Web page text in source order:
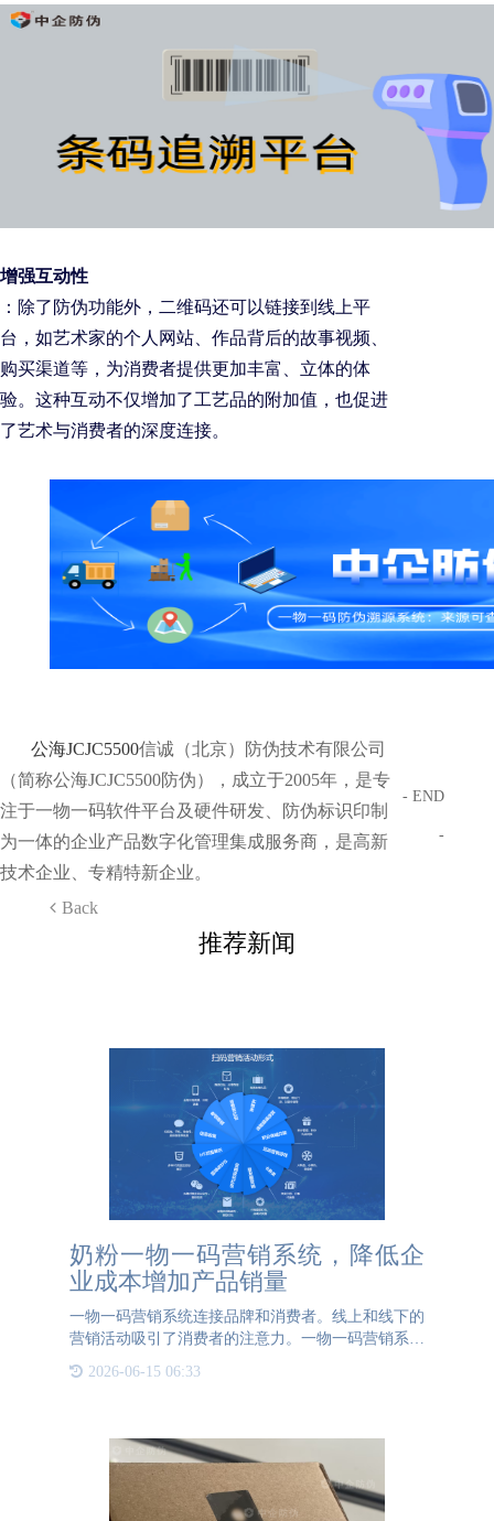
增强互动性
：除了防伪功能外，二维码还可以链接到线上平
台，如艺术家的个人网站、作品背后的故事视频、
购买渠道等，为消费者提供更加丰富、立体的体
验。这种互动不仅增加了工艺品的附加值，也促进
了艺术与消费者的深度连接。
公海JCJC5500信诚（北京）防伪技术有限公司
（简称公海JCJC5500防伪），成立于2005年，是专
注于一物一码软件平台及硬件研发、防伪标识印制
为一体的企业产品数字化管理集成服务商，是高新
技术企业、专精特新企业。
Back
- END
-
推荐新闻
奶粉一物一码营销系统，降低企
业成本增加产品销量
一物一码营销系统连接品牌和消费者。线上和线下的
营销活动吸引了消费者的注意力。一物一码营销系统
本，增加企业产品销量。奶粉采用一物一码营销系统
2026-06-15 06:33